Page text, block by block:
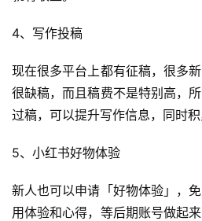
4、写作投稿
现在很多平台上都有征稿，很多
很缺稿，而且稿费不是特别高，
过稿，可以提升写作信息，同时积
5、小红书好物体验
新人也可以申请「好物体验」，
用体验和心得，等后期账号做起